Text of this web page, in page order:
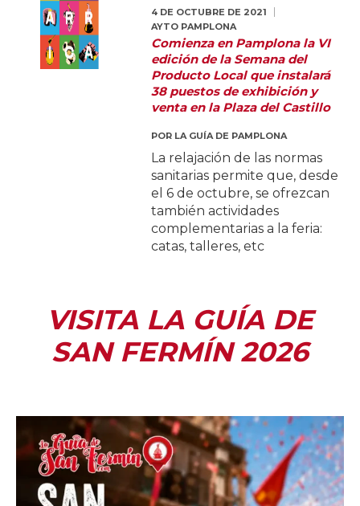
4 DE OCTUBRE DE 2021
AYTO PAMPLONA
Comienza en Pamplona la VI
edición de la Semana del
Producto Local que instalará
38 puestos de exhibición y
venta en la Plaza del Castillo
POR LA GUÍA DE PAMPLONA
La relajación de las normas
sanitarias permite que, desde
el 6 de octubre, se ofrezcan
también actividades
complementarias a la feria:
catas, talleres, etc
VISITA LA GUÍA DE
SAN FERMÍN 2026